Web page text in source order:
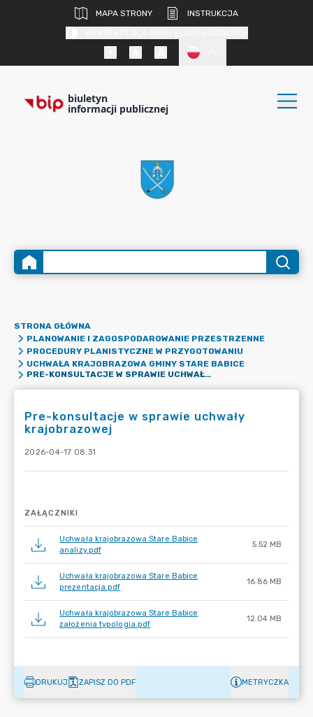
MAPA STRONY
INSTRUKCJA
biuletyn
informacji publicznej
STRONA GŁÓWNA
PLANOWANIE I ZAGOSPODAROWANIE PRZESTRZENNE
PROCEDURY PLANISTYCZNE W PRZYGOTOWANIU
UCHWAŁA KRAJOBRAZOWA GMINY STARE BABICE
PRE-KONSULTACJE W SPRAWIE UCHWAŁY KRAJOBRAZOWEJ
Pre-konsultacje w sprawie uchwały
krajobrazowej
2026-04-17 08:31
ZAŁĄCZNIKI
Uchwała krajobrazowa Stare Babice
analizy.pdf
5.52 MB
Uchwała krajobrazowa Stare Babice
prezentacja.pdf
16.86 MB
Uchwała krajobrazowa Stare Babice
założenia typologia.pdf
12.04 MB
DRUKUJ ZAPISZ DO PDF METRYCZKA